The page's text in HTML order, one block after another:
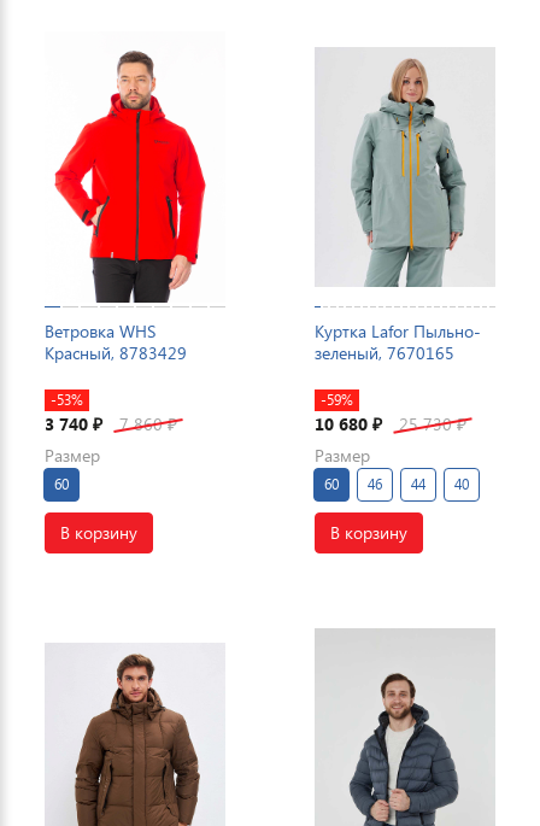
Ветровка WHS
Красный, 8783429
-53%
3 740 ₽ 7 860₽
Размер
60
В корзину
Куртка Lafor Пыльно-
зеленый, 7670165
-59%
10 680 ₽ 25 730₽
Размер
60 46 44 40
В корзину